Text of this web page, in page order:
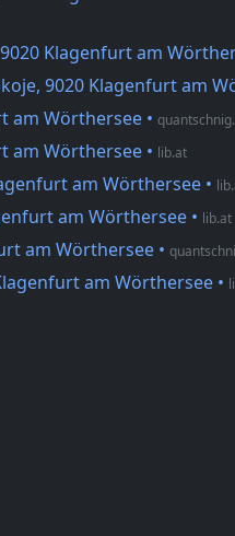
9020 Klagenfurt am
9020 Klagenfurt am
am Wörthersee •
am Wörthersee • lib.at
am Wörthersee •
am Wörthersee • lib.at
am Wörthersee •
am Wörthersee •